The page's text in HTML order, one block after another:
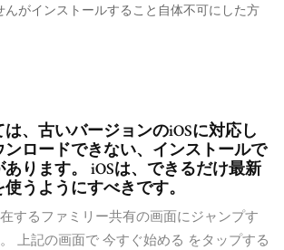
んがインストールすること自体不可にした方
、古いバージョンのiOSに対応し
ロードできない、インストールで
ります。 iOSは、できるだけ最新
うようにすべきです。
するファミリー共有の画面にジャンプす
上記の画面で 今すぐ始める をタップする